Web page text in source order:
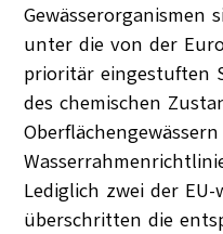
Gewässerorganismen
unter die von der
prioritär eingestuften
des chemischen
Lediglich zwei der
überschritten die